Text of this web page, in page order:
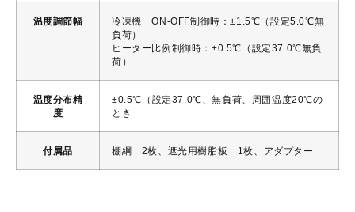
温度調節幅
冷凍機 ON-OFF制御時：±1.5℃（設定5.0℃無
負荷）
ヒーター比例制御時：±0.5℃（設定37.0℃無負
荷）
温度分布精
度
±0.5℃（設定37.0℃、無負荷、周囲温度20℃の
とき
付属品 棚綱 2枚、遮光用樹脂板 1枚、アダプター